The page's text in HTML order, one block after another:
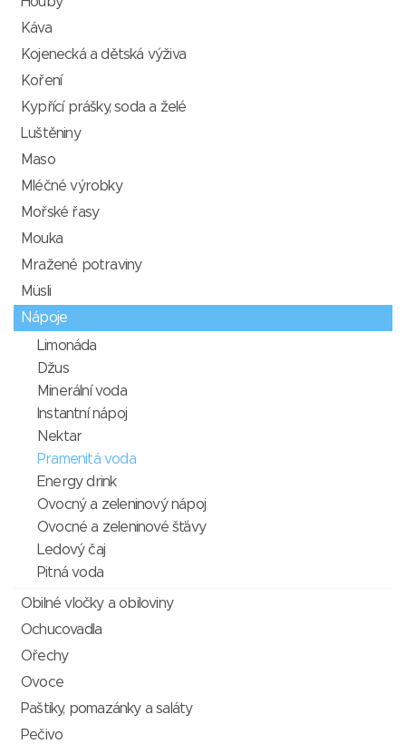
Káva
Kojenecká a dětská výživa
Koření
Kypřící prášky, soda a želé
Luštěniny
Maso
Mléčné výrobky
Mořské řasy
Mouka
Mražené potraviny
Müsli
Nápoje
Limonáda
Džus
Minerální voda
Instantní nápoj
Nektar
Pramenitá voda
Energy drink
Ovocný a zeleninový nápoj
Ovocné a zeleninové šťávy
Ledový čaj
Pitná voda
Obilné vločky a obiloviny
Ochucovadla
Ořechy
Ovoce
Paštiky, pomazánky a saláty
Pečivo